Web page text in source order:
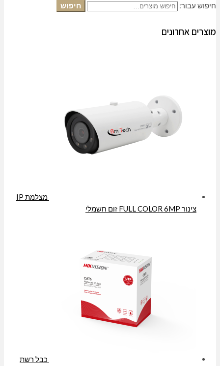
חיפוש עבור: חיפוש
מוצרים אחרונים
מצלמת IP
צינור FULL COLOR 6MP זום חשמלי
כבל רשת